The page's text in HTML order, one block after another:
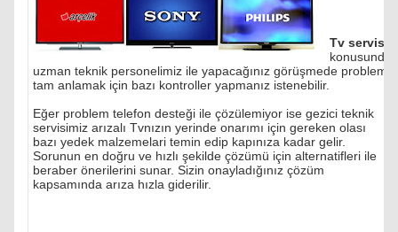
Tv servisi
konusunda
uzman teknik personelimiz ile yapacağınız görüşmede problemi
tam anlamak için bazı kontroller yapmanız istenebilir.
Eğer problem telefon desteği ile çözülemiyor ise gezici teknik
servisimiz arızalı Tvnızın yerinde onarımı için gereken olası
bazı yedek malzemelari temin edip kapınıza kadar gelir.
Sorunun en doğru ve hızlı şekilde çözümü için alternatifleri ile
beraber önerilerini sunar. Sizin onayladığınız çözüm
kapsamında arıza hızla giderilir.